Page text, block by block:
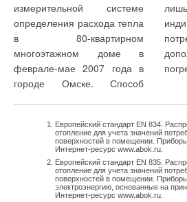
измерительной системе
определения расхода тепла
в 80-квартирном
многоэтажном доме в
феврале-мае 2007 года в
городе Омске. Способ
Европейский стандарт EN 834.
отопление для учета значений
поверхностей в помещении.
Интернет-ресурс www.abok.ru.
Европейский стандарт EN 835.
отопление для учета значений
поверхностей в помещении.
электроэнергию, основанные на
Интернет-ресурс www.abok.ru.